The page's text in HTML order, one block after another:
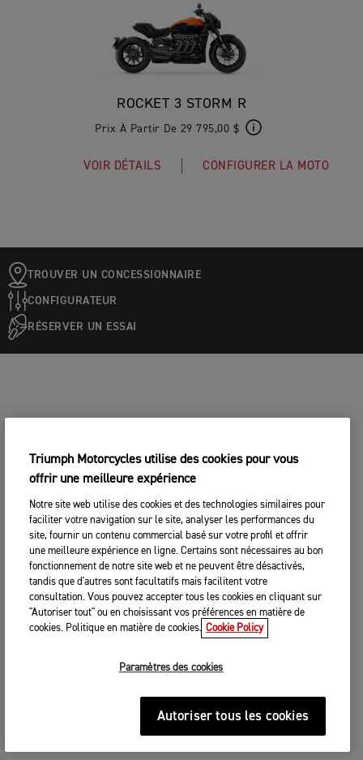
ROCKET 3 STORM R
Prix À Partir De 29 795,00 $
VOIR DÉTAILS CONFIGURER LA MOTO
TROUVER UN CONCESSIONNAIRE
CONFIGURATEUR
RÉSERVER UN ESSAI
Triumph Motorcycles utilise des cookies pour vous
offrir une meilleure expérience
Notre site web utilise des cookies et des technologies similaires pour
faciliter votre navigation sur le site, analyser les performances du
site, fournir un contenu commercial basé sur votre profil et offrir
une meilleure expérience en ligne. Certains sont nécessaires au bon
fonctionnement de notre site web et ne peuvent être désactivés,
tandis que d'autres sont facultatifs mais facilitent votre
consultation. Vous pouvez accepter tous les cookies en cliquant sur
"Autoriser tout" ou en choisissant vos préférences en matière de
cookies. Politique en matière de cookies. Cookie Policy
Paramètres des cookies
Autoriser tous les cookies